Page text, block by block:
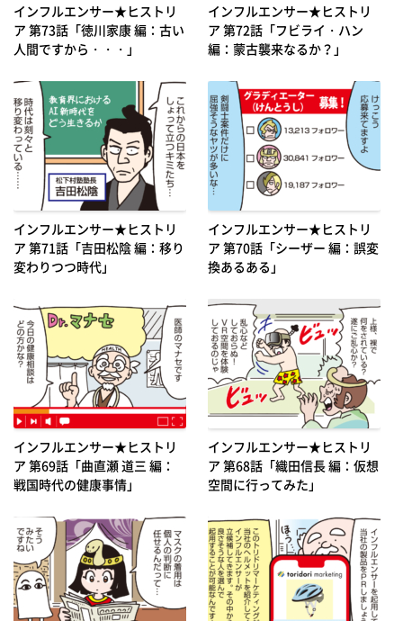
インフルエンサー★ヒストリ
ア 第73話「徳川家康 編：古い
人間ですから・・・」
インフルエンサー★ヒストリ
ア 第72話「フビライ・ハン
編：蒙古襲来なるか？」
インフルエンサー★ヒストリ
ア 第71話「吉田松陰 編：移り
変わりつつ時代」
インフルエンサー★ヒストリ
ア 第70話「シーザー 編：誤変
換あるある」
インフルエンサー★ヒストリ
ア 第69話「曲直瀬 道三 編：
戦国時代の健康事情」
インフルエンサー★ヒストリ
ア 第68話「織田信長 編：仮想
空間に行ってみた」